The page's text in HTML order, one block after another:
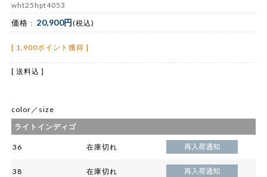
wht25hpt4053
価格 : 20,900円(税込)
[ 1,900ポイント獲得 ]
[ 送料込 ]
color／size
ライトインディゴ
36 在庫切れ
38 在庫切れ